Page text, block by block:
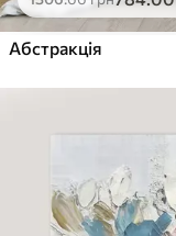
Абстракція